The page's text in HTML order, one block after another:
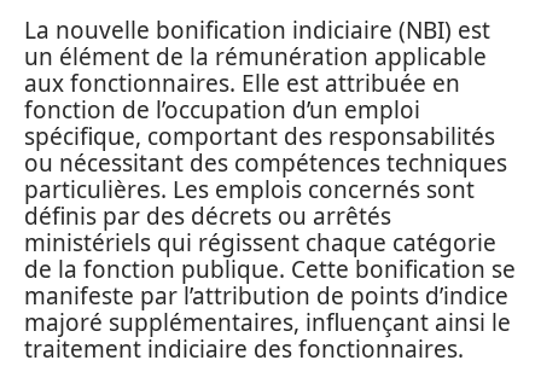
La nouvelle bonification indiciaire (NBI) est
un élément de la rémunération applicable
aux fonctionnaires. Elle est attribuée en
fonction de l’occupation d’un emploi
spécifique, comportant des responsabilités
ou nécessitant des compétences techniques
particulières. Les emplois concernés sont
définis par des décrets ou arrêtés
ministériels qui régissent chaque catégorie
de la fonction publique. Cette bonification se
manifeste par l’attribution de points d’indice
majoré supplémentaires, influençant ainsi le
traitement indiciaire des fonctionnaires.